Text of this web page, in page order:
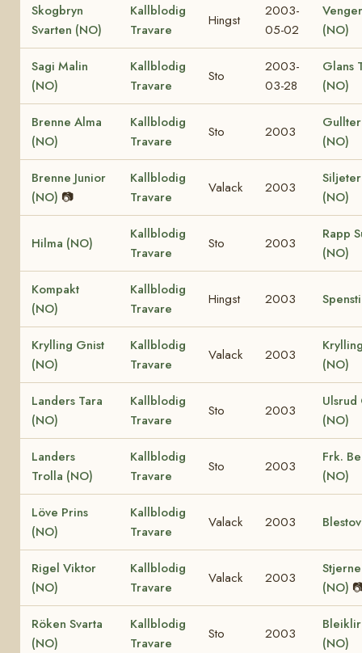
Skogbryn
Svarten (NO)
Kallblodig
Travare
Hingst
2003-
05-02
(NO)
Sagi Malin
(NO)
Kallblodig
Travare
Sto
2003-
03-28
Glans
(NO)
Brenne Alma
(NO)
Kallblodig
Travare
Sto 2003
(NO)
Brenne Junior
(NO) 📷
Kallblodig
Travare
Valack 2003
(NO)
Hilma (NO)
Kallblodig
Travare
Sto 2003
Rapp
(NO)
Kompakt
(NO)
Kallblodig
Travare
Hingst 2003
Krylling Gnist
(NO)
Kallblodig
Travare
Valack 2003
(NO)
Landers Tara
(NO)
Kallblodig
Travare
Sto 2003
(NO)
Landers
Trolla (NO)
Kallblodig
Travare
Sto 2003
Frk.
(NO)
Löve Prins
(NO)
Kallblodig
Travare
Valack 2003
Rigel Viktor
(NO)
Kallblodig
Travare
Valack 2003
(NO)
Röken Svarta
(NO)
Kallblodig
Travare
Sto 2003
(NO)